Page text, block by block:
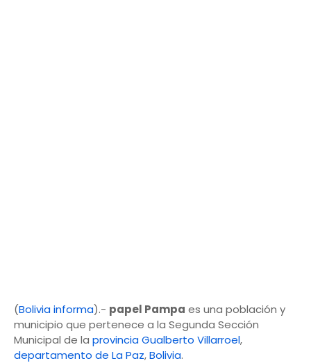
(Bolivia informa).- papel Pampa es una población y
municipio que pertenece a la Segunda Sección
Municipal de la provincia Gualberto Villarroel,
departamento de La Paz,Bolivia.